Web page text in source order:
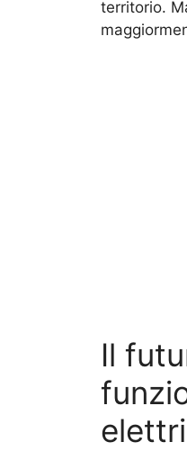
territorio.
Il